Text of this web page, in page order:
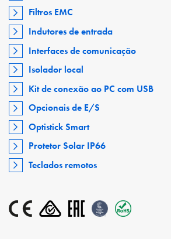
Filtros EMC
Indutores de entrada
Interfaces de comunicação
Isolador local
Kit de conexão ao PC com USB
Opcionais de E/S
Optistick Smart
Protetor Solar IP66
Teclados remotos